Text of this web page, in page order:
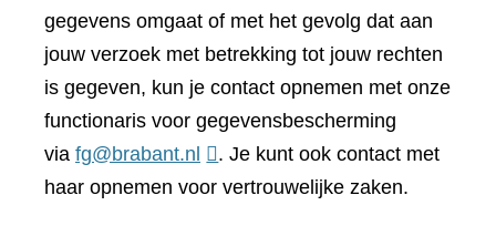
gegevens omgaat of met het gevolg dat aan
jouw verzoek met betrekking tot jouw rechten
is gegeven, kun je contact opnemen met onze
functionaris voor gegevensbescherming
via fg@brabant.nl
. Je kunt ook contact met
haar opnemen voor vertrouwelijke zaken.